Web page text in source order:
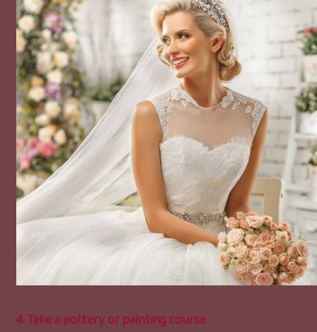
4. Take a pottery or painting course